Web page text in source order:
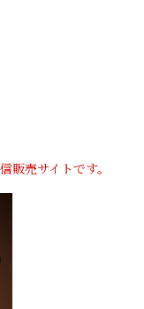
販売サイトです。